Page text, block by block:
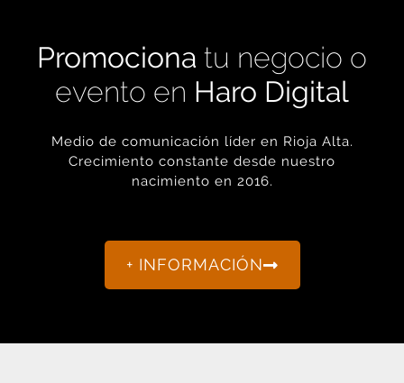
Promociona tu negocio o
evento en Haro Digital
Medio de comunicación líder en Rioja Alta.
Crecimiento constante desde nuestro
nacimiento en 2016.
+ INFORMACIÓN